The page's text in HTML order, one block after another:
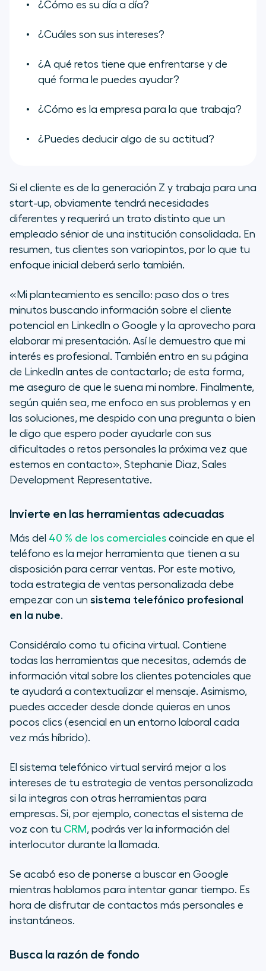
¿Cómo es su día a día?
¿Cuáles son sus intereses?
¿A qué retos tiene que enfrentarse y de
qué forma le puedes ayudar?
¿Cómo es la empresa para la que trabaja?
¿Puedes deducir algo de su actitud?
Si el cliente es de la generación Z y trabaja para una
start-up, obviamente tendrá necesidades
diferentes y requerirá un trato distinto que un
empleado sénior de una institución consolidada. En
resumen, tus clientes son variopintos, por lo que tu
enfoque inicial deberá serlo también.
«Mi planteamiento es sencillo: paso dos o tres
minutos buscando información sobre el cliente
potencial en LinkedIn o Google y la aprovecho para
elaborar mi presentación. Así le demuestro que mi
interés es profesional. También entro en su página
de LinkedIn antes de contactarlo; de esta forma,
me aseguro de que le suena mi nombre. Finalmente,
según quién sea, me enfoco en sus problemas y en
las soluciones, me despido con una pregunta o bien
le digo que espero poder ayudarle con sus
dificultades o retos personales la próxima vez que
estemos en contacto», Stephanie Diaz, Sales
Development Representative.
Invierte en las herramientas adecuadas
Más del 40 % de los comerciales coincide en que el
teléfono es la mejor herramienta que tienen a su
disposición para cerrar ventas. Por este motivo,
toda estrategia de ventas personalizada debe
empezar con un sistema telefónico profesional
en la nube.
Considéralo como tu oficina virtual. Contiene
todas las herramientas que necesitas, además de
información vital sobre los clientes potenciales que
te ayudará a contextualizar el mensaje. Asimismo,
puedes acceder desde donde quieras en unos
pocos clics (esencial en un entorno laboral cada
vez más híbrido).
El sistema telefónico virtual servirá mejor a los
intereses de tu estrategia de ventas personalizada
si la integras con otras herramientas para
empresas. Si, por ejemplo, conectas el sistema de
voz con tu CRM, podrás ver la información del
interlocutor durante la llamada.
Se acabó eso de ponerse a buscar en Google
mientras hablamos para intentar ganar tiempo. Es
hora de disfrutar de contactos más personales e
instantáneos.
Busca la razón de fondo